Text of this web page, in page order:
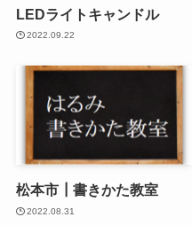
LEDライトキャンドル
2022.09.22
松本市┃書きかた教室
2022.08.31